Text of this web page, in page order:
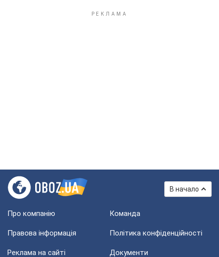
В начало
Про компанію Команда
Правова інформація Політика конфіденційності
Реклама на сайті Документи